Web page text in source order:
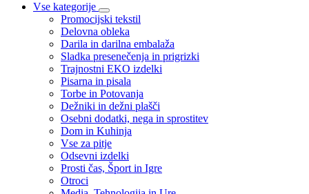
Vse kategorije
Promocijski tekstil
Delovna obleka
Darila in darilna embalaža
Sladka presenečenja in prigrizki
Trajnostni EKO izdelki
Pisarna in pisala
Torbe in Potovanja
Dežniki in dežni plašči
Osebni dodatki, nega in sprostitev
Dom in Kuhinja
Vse za pitje
Odsevni izdelki
Prosti čas, Šport in Igre
Otroci